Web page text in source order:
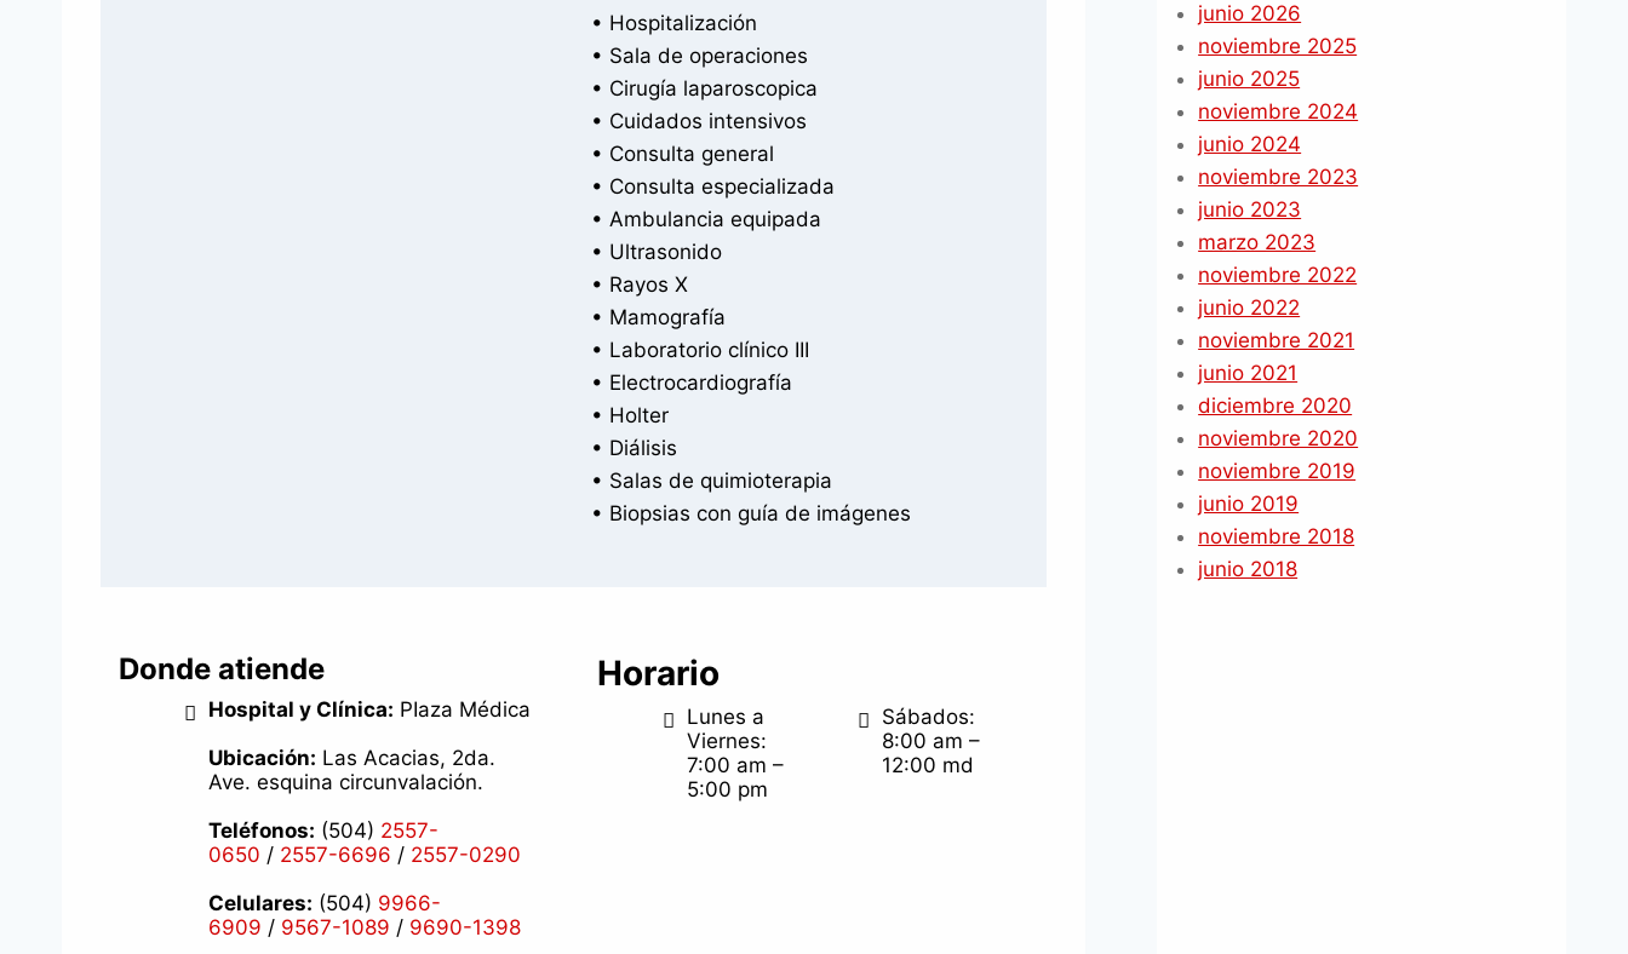
• Hospitalización
• Sala de operaciones
• Cirugía laparoscopica
• Cuidados intensivos
• Consulta general
• Consulta especializada
• Ambulancia equipada
• Ultrasonido
• Rayos X
• Mamografía
• Laboratorio clínico III
• Electrocardiografía
• Holter
• Diálisis
• Salas de quimioterapia
• Biopsias con guía de imágenes
Donde atiende
Hospital y Clínica: PIaza Médica
Ubicación: Las Acacias, 2da.
Ave. esquina circunvalación.
Teléfonos: (504) 2557-
0650 / 2557-6696 / 2557-0290
Celulares: (504) 9966-
6909 / 9567-1089 / 9690-1398
Horario
Lunes a
Viernes:
7:00 am –
5:00 pm
Sábados:
8:00 am –
12:00 md
junio 2026
noviembre 2025
junio 2025
noviembre 2024
junio 2024
noviembre 2023
junio 2023
marzo 2023
noviembre 2022
junio 2022
noviembre 2021
junio 2021
diciembre 2020
noviembre 2020
noviembre 2019
junio 2019
noviembre 2018
junio 2018